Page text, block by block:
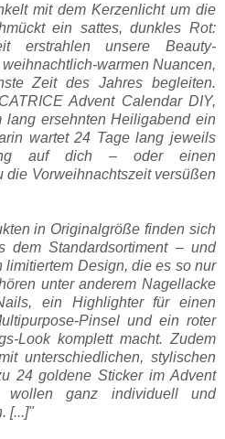
mit dem Kerzenlicht um die
ein sattes, dunkles Rot:
erstrahlen unsere Beauty-
warmen Nuancen,
Zeit des Jahres begleiten.
Advent Calendar DIY,
lang ersehnten Heiligabend ein
wartet 24 Tage lang jeweils
auf dich – oder einen
die Vorweihnachtszeit versüßen
in Originalgröße finden sich
dem Standardsortiment – und
Design, die es so nur
unter anderem Nagellacke
ein Highlighter für einen
Pinsel und ein roter
Look komplett macht. Zudem
unterschiedlichen, stylischen
24 goldene Sticker im Advent
ganz individuell und
[...]"